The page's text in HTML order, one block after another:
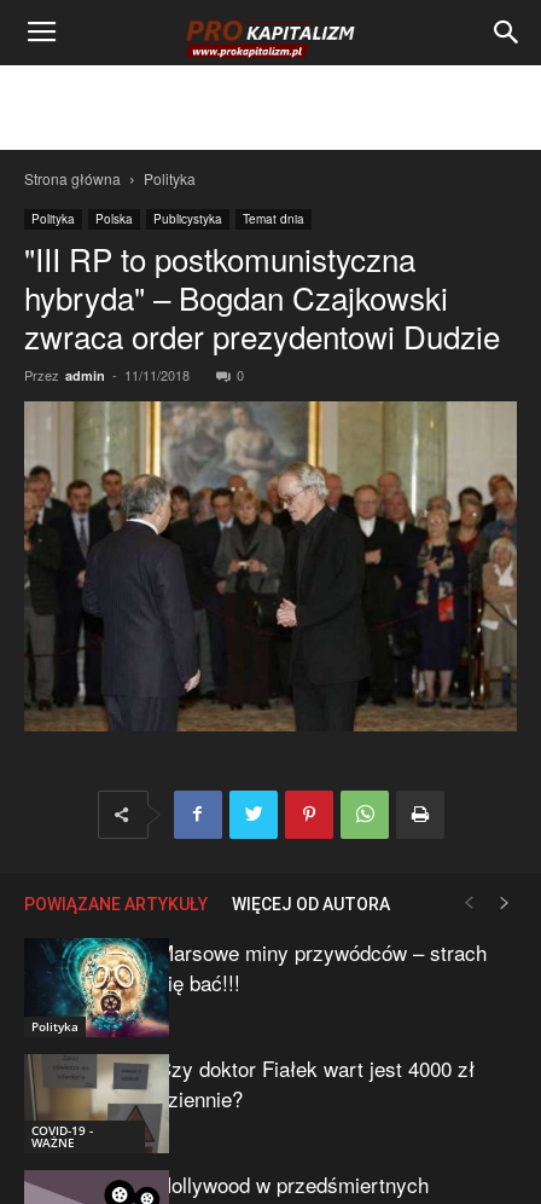
Strona główna Polityka
Polityka Polska Publicystyka Temat dnia
"III RP to postkomunistyczna
hybryda" – Bogdan Czajkowski
zwraca order prezydentowi Dudzie
Przez admin - 11/11/2018 0
POWIĄZANE ARTYKUŁY WIĘCEJ OD AUTORA
Polityka
Marsowe miny przywódców – strach
się bać!!!
COVID-19 -
WAŻNE
Czy doktor Fiałek wart jest 4000 zł
dziennie?
Hollywood w przedśmiertnych